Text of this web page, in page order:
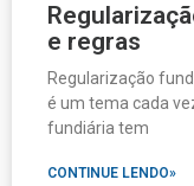
e regras
Regularização
é um tema cada
fundiária tem
CONTINUE LENDO»